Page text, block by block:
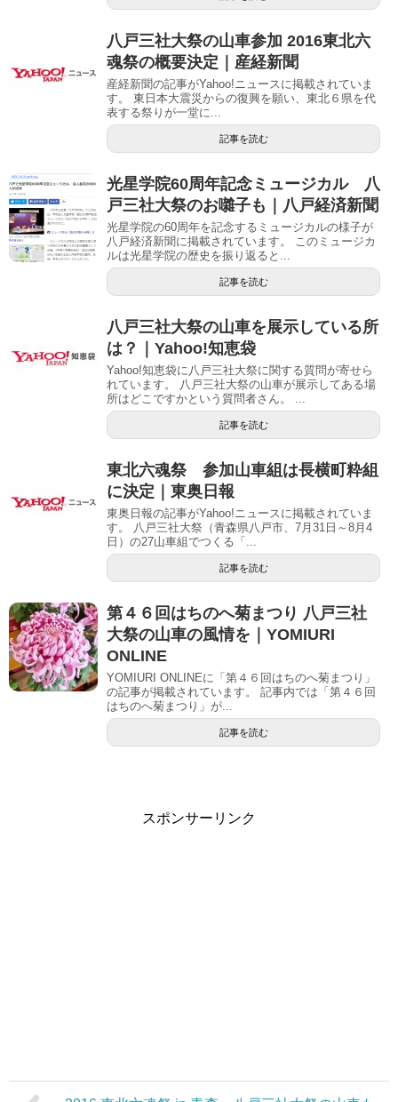
八戸三社大祭の山車参加 2016東北六
魂祭の概要決定｜産経新聞
産経新聞の記事がYahoo!ニュースに掲載されていま
す。 東日本大震災からの復興を願い、東北６県を代
表する祭りが一堂に...
記事を読む
光星学院60周年記念ミュージカル 八
戸三社大祭のお囃子も｜八戸経済新聞
光星学院の60周年を記念するミュージカルの様子が
八戸経済新聞に掲載されています。 このミュージカ
ルは光星学院の歴史を振り返ると...
記事を読む
八戸三社大祭の山車を展示している所
は？｜Yahoo!知恵袋
Yahoo!知恵袋に八戸三社大祭に関する質問が寄せら
れています。 八戸三社大祭の山車が展示してある場
所はどこですかという質問者さん。 ...
記事を読む
東北六魂祭 参加山車組は長横町粋組
に決定｜東奥日報
東奥日報の記事がYahoo!ニュースに掲載されていま
す。 八戸三社大祭（青森県八戸市、7月31日～8月4
日）の27山車組でつくる「...
記事を読む
第４６回はちのへ菊まつり 八戸三社
大祭の山車の風情を｜YOMIURI
ONLINE
YOMIURI ONLINEに「第４６回はちのへ菊まつり」
の記事が掲載されています。 記事内では「第４６回
はちのへ菊まつり」が...
記事を読む
スポンサーリンク